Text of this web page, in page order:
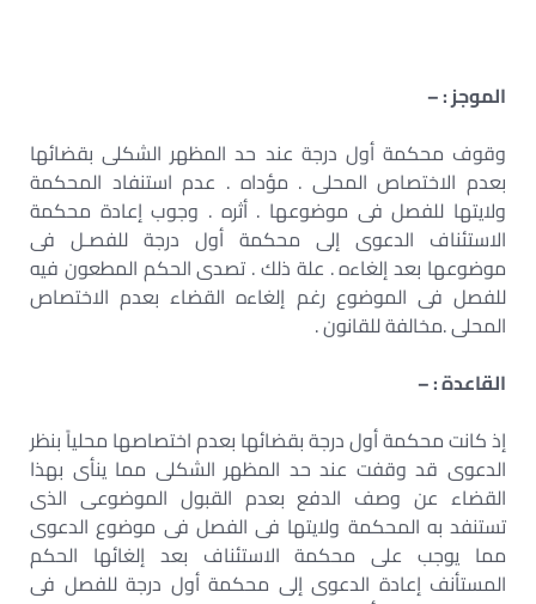
الموجز : –
وقوف محكمة أول درجة عند حد المظهر الشكلى بقضائها
بعدم الاختصاص المحلى . مؤداه . عدم استنفاد المحكمة
ولايتها للفصل فى موضوعها . أثره . وجوب إعادة محكمة
الاستئناف الدعوى إلى محكمة أول درجة للفصـل فى
موضوعها بعد إلغاءه . علة ذلك . تصدى الحكم المطعون فيه
للفصل فى الموضوع رغم إلغاءه القضاء بعدم الاختصاص
المحلى .مخالفة للقانون .
القاعدة : –
إذ كانت محكمة أول درجة بقضائها بعدم اختصاصها محلياً بنظر
الدعوى قد وقفت عند حد المظهر الشكلى مما ينأى بهذا
القضاء عن وصف الدفع بعدم القبول الموضوعى الذى
تستنفد به المحكمة ولايتها فى الفصل فى موضوع الدعوى
مما يوجب على محكمة الاستئناف بعد إلغائها الحكم
المستأنف إعادة الدعوى إلى محكمة أول درجة للفصل فى